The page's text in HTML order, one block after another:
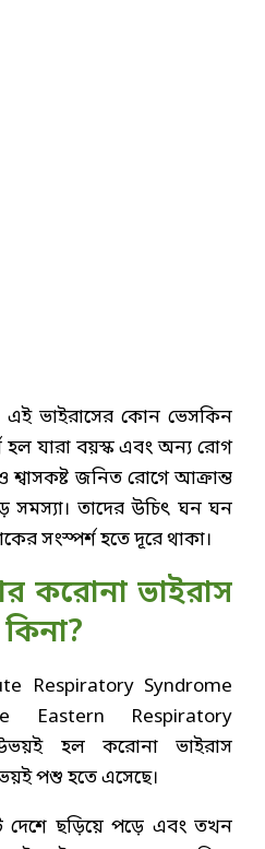
ভাইরাসের কোন ভেসকিন
হল যারা বয়স্ক এবং অন্য রোগ
জনিত রোগে আক্রান্ত
তাদের উচিৎ ঘন ঘন
সংস্পর্শ হতে দূরে থাকা।
করোনা ভাইরাস
Respiratory Syndrome
Eastern Respiratory
হল করোনা ভাইরাস
পশু হতে এসেছে।
দেশে ছড়িয়ে পড়ে এবং তখন